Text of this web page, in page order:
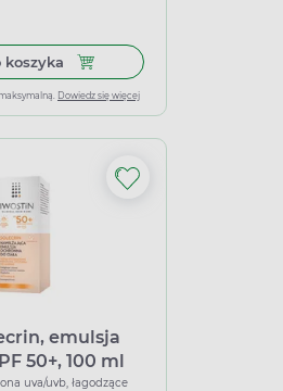
dzieci do skóry wrażliwej i
Mineral Fluide, fluid mineralny
koszyka Dodaj do koszyka
Dowiedz się więcej
emulsja
50+, 100 ml
uva/uvb, łagodzące